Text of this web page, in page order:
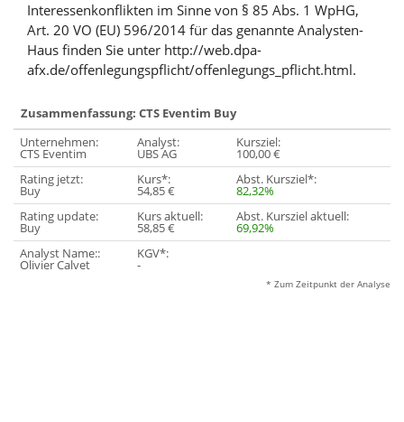
Interessenkonflikten im Sinne von § 85 Abs. 1 WpHG,
Art. 20 VO (EU) 596/2014 für das genannte Analysten-
Haus finden Sie unter http://web.dpa-
afx.de/offenlegungspflicht/offenlegungs_pflicht.html.
Zusammenfassung: CTS Eventim Buy
Unternehmen:
CTS Eventim
Analyst:
UBS AG
Kursziel:
100,00 €
Rating jetzt:
Buy
Kurs*:
54,85 €
Abst. Kursziel*:
82,32%
Rating update:
Buy
Kurs aktuell:
58,85 €
Abst. Kursziel aktuell:
69,92%
Analyst Name::
Olivier Calvet
KGV*:
-
* Zum Zeitpunkt der Analyse